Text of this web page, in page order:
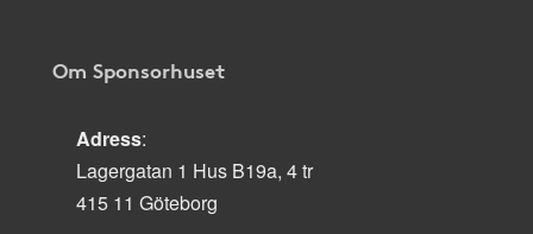
Om Sponsorhuset
Adress:
Lagergatan 1 Hus B19a, 4 tr
415 11 Göteborg